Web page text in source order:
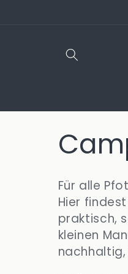
K
a
t
e
Für alle
Hier
praktisch,
kleinen